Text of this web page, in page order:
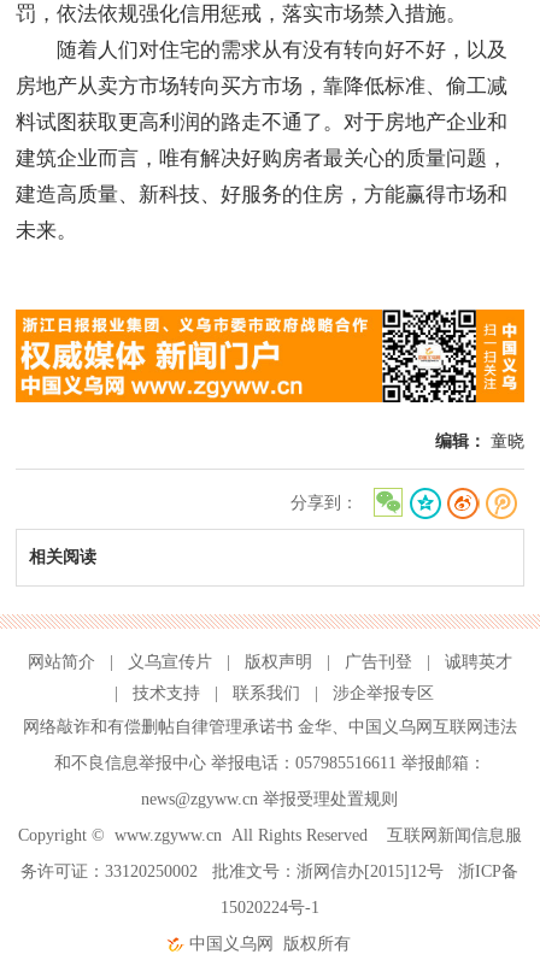
罚，依法依规强化信用惩戒，落实市场禁入措施。
随着人们对住宅的需求从有没有转向好不好，以及
房地产从卖方市场转向买方市场，靠降低标准、偷工减
料试图获取更高利润的路走不通了。对于房地产企业和
建筑企业而言，唯有解决好购房者最关心的质量问题，
建造高质量、新科技、好服务的住房，方能赢得市场和
未来。
编辑： 童晓
分享到：
相关阅读
网站简介 义乌宣传片 版权声明 广告刊登
诚聘英才
技术支持 联系我们
涉企举报专区
网络敲诈和有偿删帖自律管理承诺书 金华、 中国义乌网互联网违法
和不良信息举报中心举报电话：057985516611 举报邮箱：
news@zgyww.cn举报受理处置规则
Copyright © www.zgyww.cnAll Rights Reserved 互联网新闻信息服
务许可证：33120250002 批准文号：浙网信办[2015]12号浙ICP备
15020224号-1
中国义乌网
版权所有